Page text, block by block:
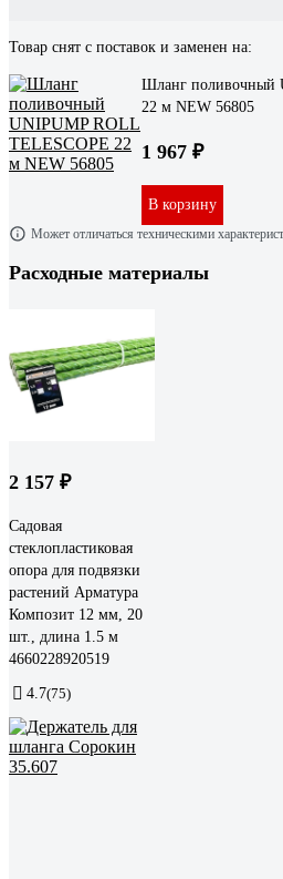
Товар снят с поставок и заменен на:
Шланг поливочный
22 м NEW 56805
1 967 ₽
В корзину
Может отличаться техническими
Расходные материалы
2 157 ₽
Садовая
стеклопластиковая
опора для подвязки
растений Арматура
Композит 12 мм, 20
шт., длина 1.5 м
4660228920519
4.7(75)